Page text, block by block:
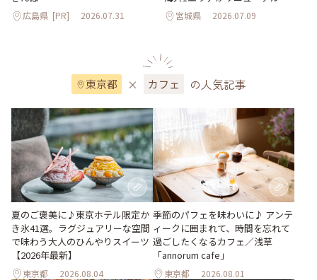
広島県 [PR] 2026.07.31 宮城県 2026.07.09
東京都 × カフェ の人気記事
夏のご褒美に♪東京ホテル限定か
き氷41選。ラグジュアリーな空間
で味わう大人のひんやりスイーツ
【2026年最新】
東京都 2026.08.04
季節のパフェを味わいに♪ アンテ
ィークに囲まれて、時間を忘れて
過ごしたくなるカフェ／浅草
「annorum cafe」
東京都 2026.08.01